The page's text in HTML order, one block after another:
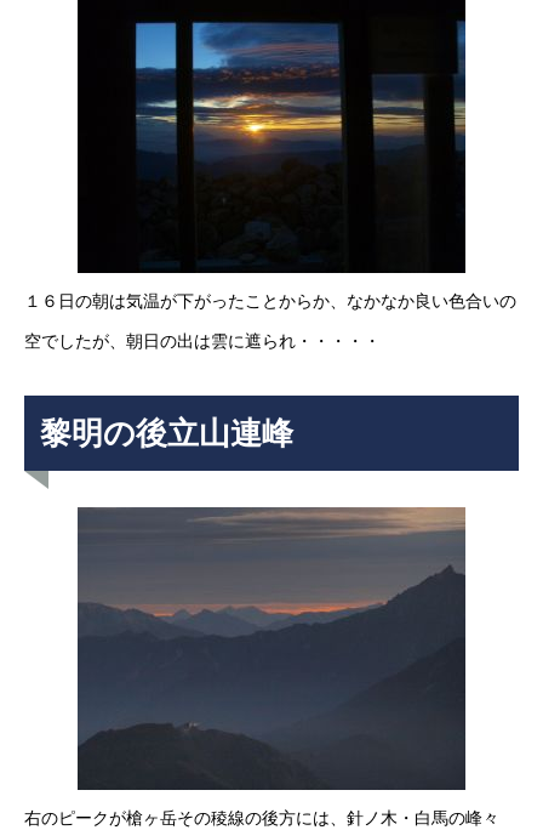
１６日の朝は気温が下がったことからか、なかなか良い色合いの
空でしたが、朝日の出は雲に遮られ・・・・・
黎明の後立山連峰
右のピークが槍ヶ岳その稜線の後方には、針ノ木・白馬の峰々